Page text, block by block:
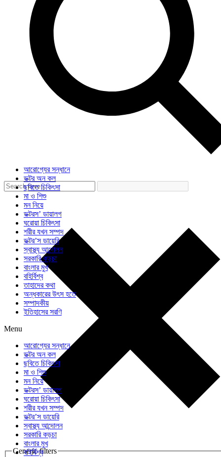
Generic filters
আরোগ্যের সন্ধানে
ডক্টর অন কল
ছবিতে চিকিৎসা
মা ও শিশু
মন নিয়ে
ডক্টরস’ ডায়ালগ
ঘরোয়া চিকিৎসা
শরীর যখন সম্পদ
ডক্টর’স ডায়েরি
স্বাস্থ্য আন্দোলন
সরকারি কড়চা
বাংলার মুখ
বহির্বিশ্ব
তাহাদের কথা
অন্ধকারের উৎস হতে
সম্পাদকীয়
ইতিহাসের সরণি
Menu
আরোগ্যের সন্ধানে
ডক্টর অন কল
ছবিতে চিকিৎসা
মা ও শিশু
মন নিয়ে
ডক্টরস’ ডায়ালগ
ঘরোয়া চিকিৎসা
শরীর যখন সম্পদ
ডক্টর’স ডায়েরি
স্বাস্থ্য আন্দোলন
সরকারি কড়চা
বাংলার মুখ
বহির্বিশ্ব